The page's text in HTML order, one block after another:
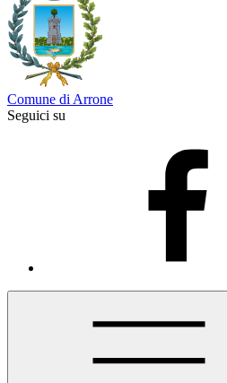
Comune di Arrone
Seguici su